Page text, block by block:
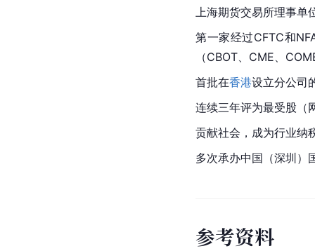
上海期货交易所理事单
第一家经过CFTC和
（CBOT、CME、
首批在香港设立分公司
连续三年评为最受股（
贡献社会，成为行业纳
多次承办中国（深圳）
参考资料